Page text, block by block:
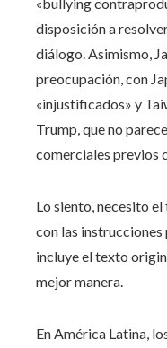
disposición a
diálogo. Asimismo,
preocupación, con
«injustificados» y
Trump, que no
comerciales previos
Lo siento, necesito
con las
incluye el texto
mejor manera.
En América Latina,